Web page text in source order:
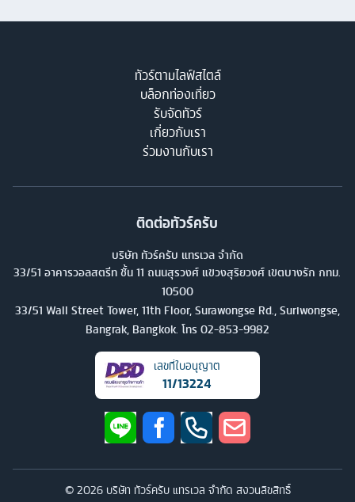
ทัวร์ตามไลฟ์สไตล์
บล็อกท่องเที่ยว
รับจัดทัวร์
เกี่ยวกับเรา
ร่วมงานกับเรา
ติดต่อทัวร์ครับ
บริษัท ทัวร์ครับ แทรเวล จำกัด
33/51 อาคารวอลสตรีท ชั้น 11 ถนนสุรวงศ์ แขวงสุริยวงศ์ เขตบางรัก กทม.
10500
33/51 Wall Street Tower, 11th Floor, Surawongse Rd., Suriwongse,
Bangrak, Bangkok. โทร 02-853-9982
เลขที่ใบอนุญาต
11/13224
©2026บริษัท ทัวร์ครับ แทรเวล จำกัด สงวนลิขสิทธิ์